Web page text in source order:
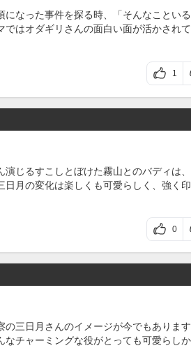
なった事件を探る時、「そんなことい
はオダギリさんの面白い面が活かされ
1
じるすこしとぼけた霧山とのバディは
月の変化は楽しくも可愛らしく、強く
0
三日月さんのイメージが今でもありま
チャーミングな役がとっても可愛らし